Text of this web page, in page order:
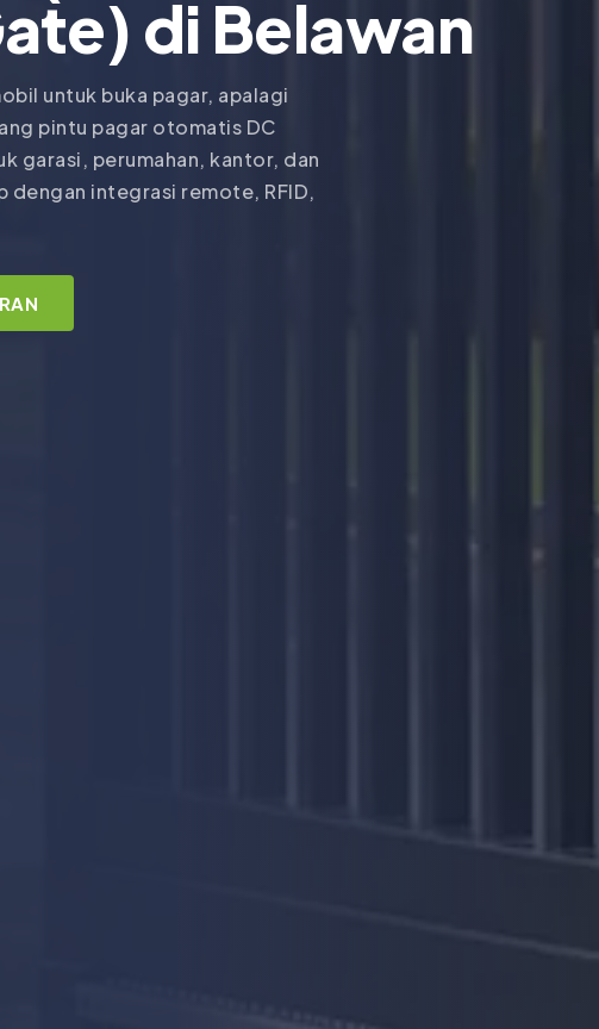
di Belawan
untuk buka pagar, apalagi
pintu pagar otomatis DC
garasi, perumahan, kantor, dan
dengan integrasi remote, RFID,